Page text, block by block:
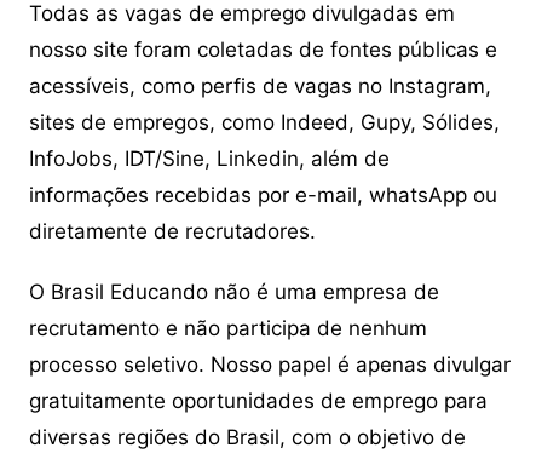
Todas as vagas de emprego divulgadas em
nosso site foram coletadas de fontes públicas e
acessíveis, como perfis de vagas no Instagram,
sites de empregos, como Indeed, Gupy, Sólides,
InfoJobs, IDT/Sine, Linkedin, além de
informações recebidas por e-mail, whatsApp ou
diretamente de recrutadores.
O Brasil Educando não é uma empresa de
recrutamento e não participa de nenhum
processo seletivo. Nosso papel é apenas divulgar
gratuitamente oportunidades de emprego para
diversas regiões do Brasil, com o objetivo de